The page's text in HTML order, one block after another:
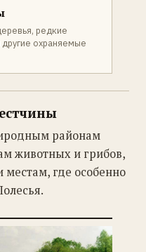
редкие
охраняемые
районам
животных и грибов,
местам, где особенно